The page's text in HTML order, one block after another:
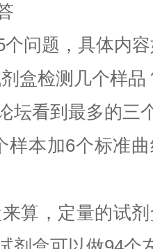
问题，具体内
盒检测几个样品
坛看到最多的三
样本加6个标准
算，定量的试